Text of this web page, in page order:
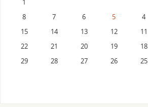
1
4
5
6
7
8
11
12
13
14
15
18
19
20
21
22
25
26
27
28
29